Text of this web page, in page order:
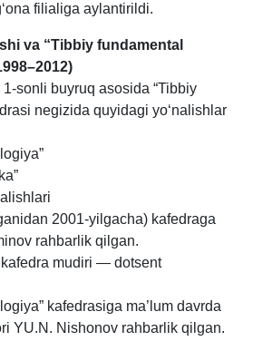
filialiga aylantirildi.
va “Tibbiy fundamental
sonli buyruq asosida “Tibbiy
negizida quyidagi yo‘nalishlar
2001-yilgacha) kafedraga
rahbarlik qilgan.
mudiri — dotsent
kafedrasiga ma’lum davrda
YU.N. Nishonov rahbarlik qilgan.